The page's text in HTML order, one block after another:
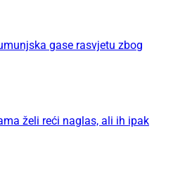
gase rasvjetu zbog
želi reći naglas, ali ih ipak